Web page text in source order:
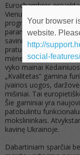
Eurochambres
Vienu iš projekto
programa – tai mainų
paramos
savininkams ir
praturtinančius
mėnesį mobilumo
vyko mainai
„Kvalitetas“ gamina
įvairios uogos,
mišiniai. Tai
Šie gaminiai yra
patobulintu
mokslininkais.
kavinę Ukrainoje.
Dabartiniam sparčiai
Your browser
website.
http://
social-features/